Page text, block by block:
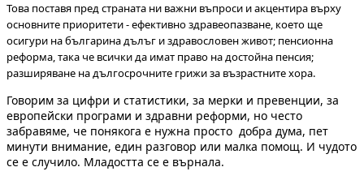
Това поставя пред страната ни важни въпроси и акцентира върху
основните приоритети - ефективно здравеопазване, което ще
осигури на българина дълъг и здравословен живот; пенсионна
реформа, така че всички да имат право на достойна пенсия;
разширяване на дългосрочните грижи за възрастните хора.
Говорим за цифри и статистики, за мерки и превенции, за
европейски програми и здравни реформи, но често
забравяме, че понякога е нужна просто добра дума, пет
минути внимание, един разговор или малка помощ. И чудото
се е случило. Младостта се е върнала.